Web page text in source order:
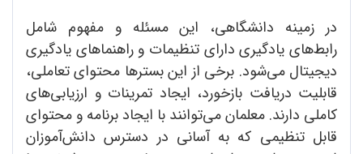
در زمینه دانشگاهی، این مسئله و مفهوم شامل
رابط‌های یادگیری دارای تنظیمات و راهنماهای یادگیری
دیجیتال می‌شود. برخی از این بسترها محتوای تعاملی،
قابلیت دریافت بازخورد، ایجاد تمرینات و ارزیابی‌های
کاملی دارند. معلمان می‌توانند با ایجاد برنامه و محتوای
قابل تنظیمی که به آسانی در دسترس دانش‌آموزان